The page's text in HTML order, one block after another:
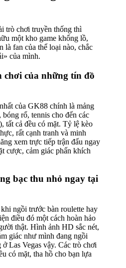
trò chơi truyền thống thì
một kho game khổng lồ,
là fan của thể loại nào, chắc
của mình.
chơi của những tín đồ
của GK88 chính là mảng
rổ, tennis cho đến các
tất cả đều có mặt. Tỷ lệ kèo
rất cạnh tranh và minh
xem trực tiếp trận đấu ngay
cược, cảm giác phấn khích
bạc thu nhỏ ngay tại
ngồi trước bàn roulette hay
điều đó một cách hoàn hảo
thật. Hình ảnh HD sắc nét,
giác như mình đang ngồi
Las Vegas vậy. Các trò chơi
có mặt, tha hồ cho bạn lựa